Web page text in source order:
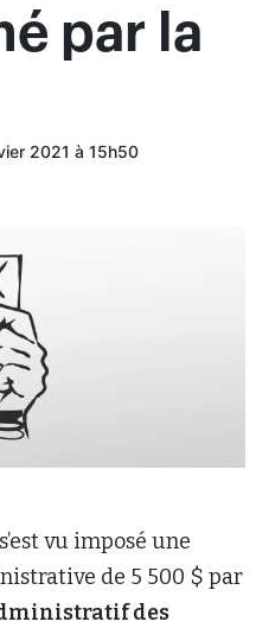
par la
2021 à 15h50
s’est vu imposé une
de 5 500 $ par
des